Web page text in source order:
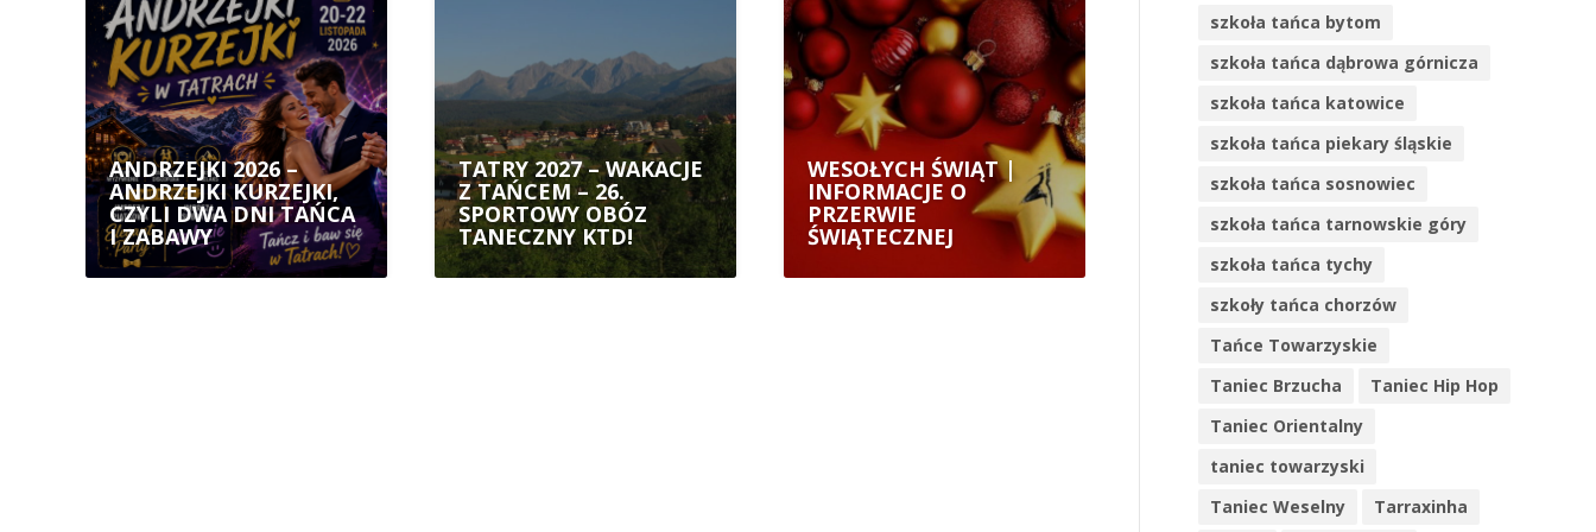
ANDRZEJKI 2026 –
ANDRZEJKI KURZEJKI,
CZYLI DWA DNI TAŃCA
I ZABAWY
TATRY 2027 – WAKACJE
Z TAŃCEM – 26.
SPORTOWY OBÓZ
TANECZNY KTD!
WESOŁYCH ŚWIĄT |
INFORMACJE O
PRZERWIE
ŚWIĄTECZNEJ
SOBOTA Z LATINO DLA
KOBIET – 15 MARCA
szkoła tańca bytom
szkoła tańca dąbrowa górnicza
szkoła tańca katowice
szkoła tańca piekary śląskie
szkoła tańca sosnowiec
szkoła tańca tarnowskie góry
szkoła tańca tychy
szkoły tańca chorzów
Tańce Towarzyskie
Taniec Brzucha
Taniec Hip Hop
Taniec Orientalny
taniec towarzyski
Taniec Weselny
Tarraxinha